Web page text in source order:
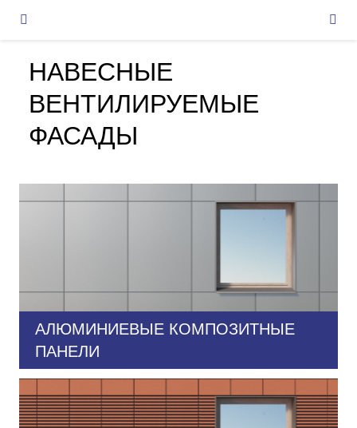
НАВЕСНЫЕ
ВЕНТИЛИРУЕМЫЕ
ФАСАДЫ
АЛЮМИНИЕВЫЕ КОМПОЗИТНЫЕ
ПАНЕЛИ